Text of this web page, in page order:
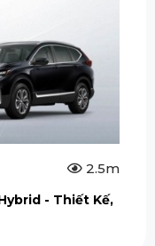
2.5m
- Thiết Kế,